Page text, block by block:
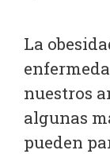
La
nuestros
algunas
pueden